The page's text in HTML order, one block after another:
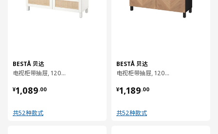
BESTÅ 贝达
电视柜带抽屉, 120x42x48 厘米
¥1,089.00
¥ 1089.00
共52种款式
BESTÅ 贝达
电视柜带抽屉, 120x42x48 厘米
¥1,189.00
¥ 1189.00
共52种款式